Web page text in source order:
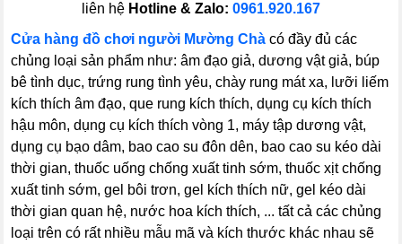
liên hệ Hotline & Zalo: 0961.920.167
Cửa hàng đồ chơi người Mường Chà có đầy đủ các
chủng loại sản phẩm như: âm đạo giả, dương vật giả, búp
bê tình dục, trứng rung tình yêu, chày rung mát xa, lưỡi liếm
kích thích âm đạo, que rung kích thích, dụng cụ kích thích
hậu môn, dụng cụ kích thích vòng 1, máy tập dương vật,
dụng cụ bạo dâm, bao cao su đôn dên, bao cao su kéo dài
thời gian, thuốc uống chống xuất tinh sớm, thuốc xịt chống
xuất tinh sớm, gel bôi trơn, gel kích thích nữ, gel kéo dài
thời gian quan hệ, nước hoa kích thích, ... tất cả các chủng
loại trên có rất nhiều mẫu mã và kích thước khác nhau sẽ